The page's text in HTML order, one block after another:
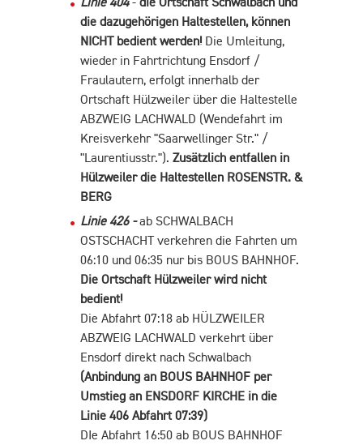
die dazugehörigen Haltestellen, können
NICHT bedient werden! Die Umleitung,
wieder in Fahrtrichtung Ensdorf /
Fraulautern, erfolgt innerhalb der
Ortschaft Hülzweiler über die Haltestelle
ABZWEIG LACHWALD (Wendefahrt im
Kreisverkehr "Saarwellinger Str." /
"Laurentiusstr."). Zusätzlich entfallen in
Hülzweiler die Haltestellen ROSENSTR. &
BERG
Linie 426 -ab SCHWALBACH
OSTSCHACHT verkehren die Fahrten um
06:10 und 06:35 nur bis BOUS BAHNHOF.
Die Ortschaft Hülzweiler wird nicht
bedient!
Die Abfahrt 07:18 ab HÜLZWEILER
ABZWEIG LACHWALD verkehrt über
Ensdorf direkt nach Schwalbach
(Anbindung an BOUS BAHNHOF per
Umstieg an ENSDORF KIRCHE in die
Linie 406 Abfahrt 07:39)
DIe Abfahrt 16:50 ab BOUS BAHNHOF